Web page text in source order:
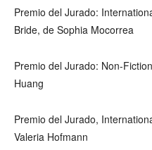
Premio del Jurado:
Bride, de Sophia Mocorrea
Premio del Jurado: Non-
Huang
Premio del Jurado,
Valeria Hofmann